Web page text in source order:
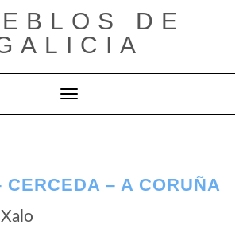
DE
Cambiar modo de navegación
CERCEDA – A CORUÑA